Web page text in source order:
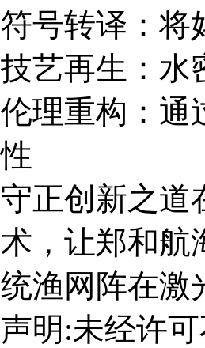
符号转译：将
技艺再生：水
伦理重构：通
性
守正创新之道
术，让郑和航
统渔网阵在激
声明:未经许